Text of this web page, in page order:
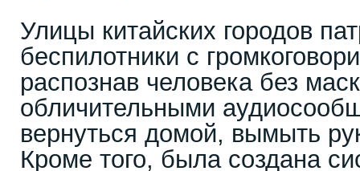
Улицы китайских городов
беспилотники с
распознав человека без
обличительными
вернуться домой, вымыть
Кроме того, была создана